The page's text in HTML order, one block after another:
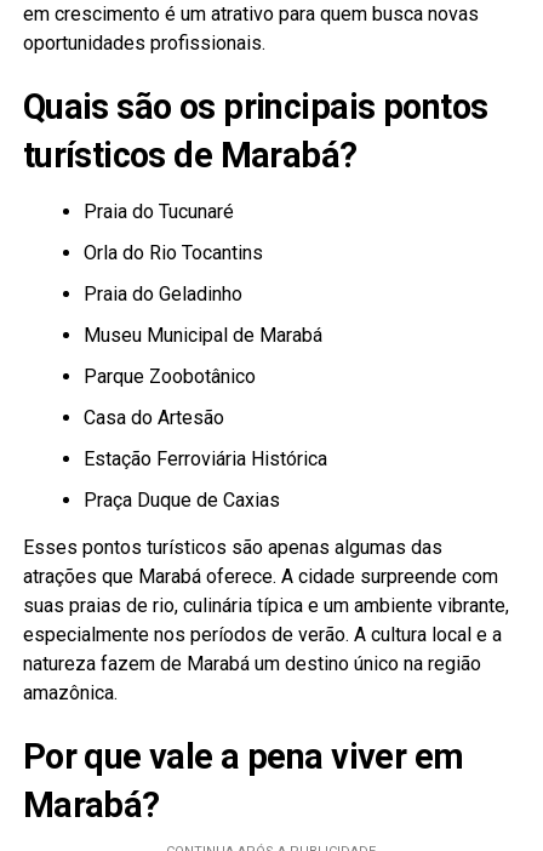
em crescimento é um atrativo para quem busca novas
oportunidades profissionais.
Quais são os principais pontos
turísticos de Marabá?
Praia do Tucunaré
Orla do Rio Tocantins
Praia do Geladinho
Museu Municipal de Marabá
Parque Zoobotânico
Casa do Artesão
Estação Ferroviária Histórica
Praça Duque de Caxias
Esses pontos turísticos são apenas algumas das
atrações que Marabá oferece. A cidade surpreende com
suas praias de rio, culinária típica e um ambiente vibrante,
especialmente nos períodos de verão. A cultura local e a
natureza fazem de Marabá um destino único na região
amazônica.
Por que vale a pena viver em
Marabá?